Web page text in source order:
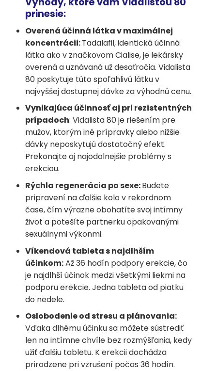
prinesie:
Overená účinná látka v maximálnej
koncentrácii:Tadalafil, identická účinná
látka ako v značkovom Cialise, je lekársky
overená a uznávaná už desaťročia. Vidalista
80 poskytuje túto spoľahlivú látku v
najvyššej dostupnej dávke za výhodnú cenu.
Vynikajúca účinnosť aj pri rezistentných
prípadoch: Vidalista 80 je riešením pre
mužov, ktorým iné prípravky alebo nižšie
dávky neposkytujú dostatočný efekt.
Prekonajte aj najodolnejšie problémy s
erekciou.
Rýchla regenerácia po sexe:Budete
pripravení na ďalšie kolo v rekordnom
čase, čím výrazne obohatíte svoj intímny
život a potešíte partnerku opakovanými
sexuálnymi výkonmi.
Víkendová tableta s najdlhším
účinkom:Až 36 hodín podpory erekcie, čo
je najdlhší účinok medzi všetkými liekmi na
podporu erekcie. Jedna tableta od piatku
do nedele.
Oslobodenie od stresu a plánovania:
Vďaka dlhému účinku sa môžete sústrediť
len na intímne chvíle bez rozmýšľania, kedy
užiť ďalšiu tabletu. K erekcii dochádza
prirodzene pri vzrušení počas 36 hodín.